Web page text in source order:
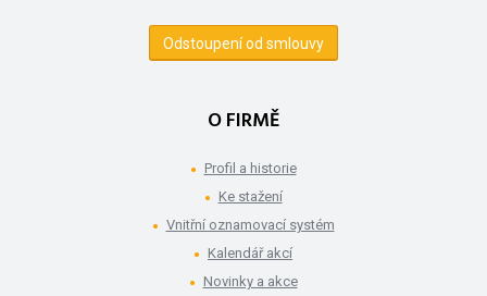
Odstoupení od smlouvy
O FIRMĚ
Profil a historie
Ke stažení
Vnitřní oznamovací systém
Kalendář akcí
Novinky a akce